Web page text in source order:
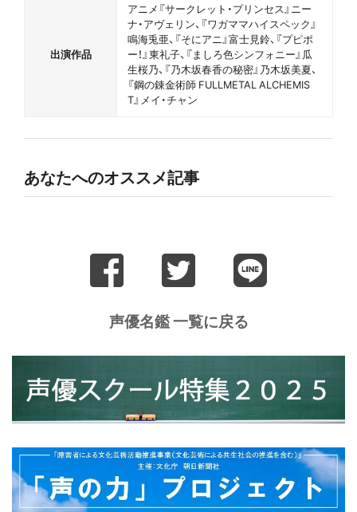
出演作品
アニメ『サークレット・プリンセス』ニー
ナ・アヴェリン、『ワガママハイスペック』
鳴海兎亜、『そにアニ』富士見鈴、『プピポ
ー！』東礼子、『ましろ色シンフォニー』瓜
生桜乃、『乃木坂春香の秘密』乃木坂美夏、
『鋼の錬金術師 FULLMETAL ALCHEMIS
T』メイ・チャン
あなたへのオススメ記事
声優名鑑 一覧に戻る